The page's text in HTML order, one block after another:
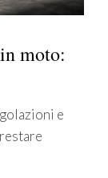
moto:
e